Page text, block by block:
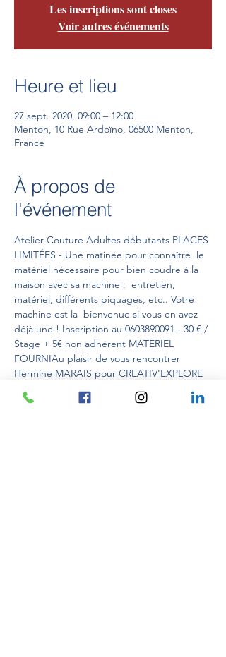
Les inscriptions sont closes
Voir autres événements
Heure et lieu
27 sept. 2020, 09:00 – 12:00
Menton, 10 Rue Ardoïno, 06500 Menton,
France
À propos de
l'événement
Atelier Couture Adultes débutants PLACES
LIMITÉES - Une matinée pour connaître  le
matériel nécessaire pour bien coudre à la
maison avec sa machine :  entretien,
matériel, différents piquages, etc.. Votre
machine est la  bienvenue si vous en avez
déjà une ! Inscription au 0603890091 - 30 € /
Stage + 5€ non adhérent MATERIEL
FOURNIAu plaisir de vous rencontrer
Hermine MARAIS pour CREATIV'EXPLORE
AteliersAteliers à visée personnelle et non à
but professionnel.